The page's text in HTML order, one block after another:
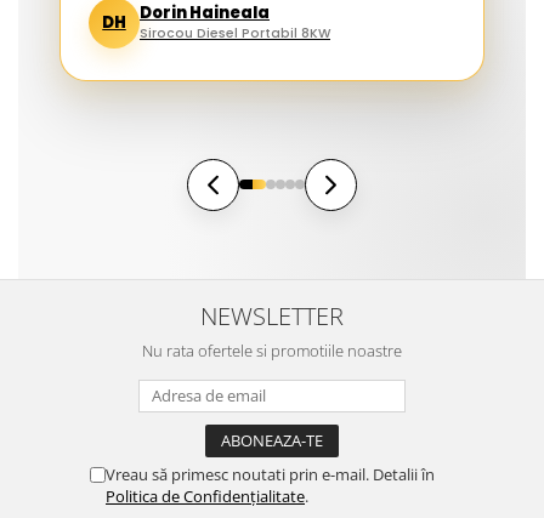
DH Dorin Haineala
Sirocou Diesel Portabil 8KW
NEWSLETTER
Nu rata ofertele si promotiile noastre
Vreau să primesc noutati prin e-mail. Detalii în
Politica de Confidențialitate.